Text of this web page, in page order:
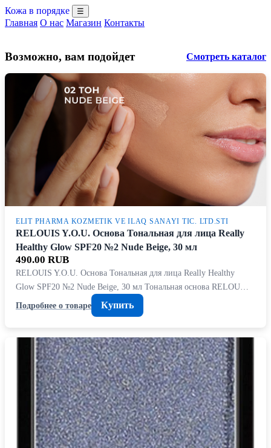
Кожа в порядке ☰
Главная О нас Магазин Контакты
Возможно, вам подойдет Смотреть каталог
ELIT PHARMA KOZMETIK VE ILAQ SANAYI TIC. LTD.STI
RELOUIS Y.O.U. Основа Тональная для лица Really
Healthy Glow SPF20 №2 Nude Beige, 30 мл
490.00 RUB
RELOUIS Y.O.U. Основа Тональная для лица Really Healthy
Glow SPF20 №2 Nude Beige, 30 мл Тональная основа RELOU…
Подробнее о товаре
Купить